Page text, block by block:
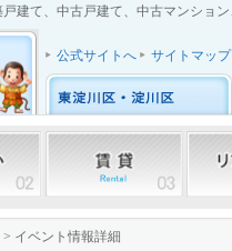
建て、中古戸建て、中古マンショ
公式サイトへ サイトマップ
> イベント情報詳細